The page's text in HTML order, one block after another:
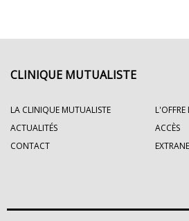
CLINIQUE MUTUALISTE
LA CLINIQUE MUTUALISTE
L'OFFRE
ACTUALITÉS
ACCÈS
CONTACT